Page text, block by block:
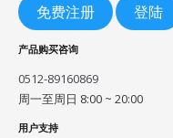
免费注册 登陆
产品购买咨询
0512-89160869
周一至周日 8:00 ~ 20:00
用户支持